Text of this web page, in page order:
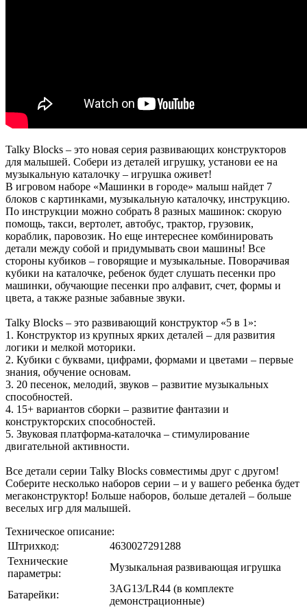
Talky Blocks – это новая серия развивающих конструкторов
для малышей. Собери из деталей игрушку, установи ее на
музыкальную каталочку – игрушка оживет!
В игровом наборе «Машинки в городе» малыш найдет 7
блоков с картинками, музыкальную каталочку, инструкцию.
По инструкции можно собрать 8 разных машинок: скорую
помощь, такси, вертолет, автобус, трактор, грузовик,
кораблик, паровозик. Но еще интереснее комбинировать
детали между собой и придумывать свои машины! Все
стороны кубиков – говорящие и музыкальные. Поворачивая
кубики на каталочке, ребенок будет слушать песенки про
машинки, обучающие песенки про алфавит, счет, формы и
цвета, а также разные забавные звуки.
Talky Blocks – это развивающий конструктор «5 в 1»:
1. Конструктор из крупных ярких деталей – для развития
логики и мелкой моторики.
2. Кубики с буквами, цифрами, формами и цветами – первые
знания, обучение основам.
3. 20 песенок, мелодий, звуков – развитие музыкальных
способностей.
4. 15+ вариантов сборки – развитие фантазии и
конструкторских способностей.
5. Звуковая платформа-каталочка – стимулирование
двигательной активности.
Все детали серии Talky Blocks совместимы друг с другом!
Соберите несколько наборов серии – и у вашего ребенка будет
мегаконструктор! Больше наборов, больше деталей – больше
веселых игр для малышей.
Техническое описание:
Штрихкод:
4630027291288
Технические
параметры:
Музыкальная развивающая игрушка
Батарейки:
3AG13/LR44 (в комплекте
демонстрационные)